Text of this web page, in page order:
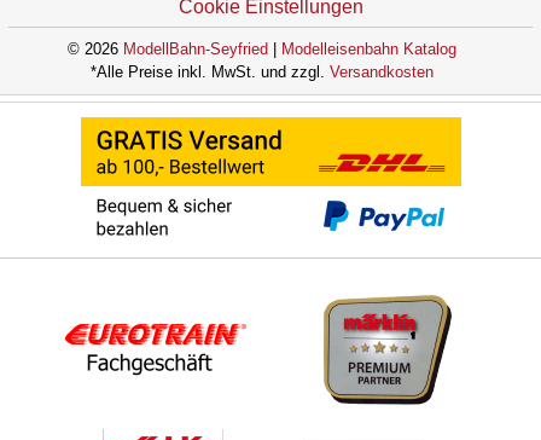
Cookie Einstellungen
© 2026 ModellBahn-Seyfried
Modelleisenbahn Katalog
*Alle Preise inkl. MwSt. und zzgl. Versandkosten